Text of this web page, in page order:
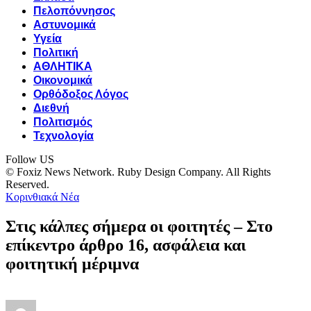
Πελοπόννησος
Αστυνομικά
Υγεία
Πολιτική
ΑΘΛΗΤΙΚΑ
Οικονομικά
Ορθόδοξος Λόγος
Διεθνή
Πολιτισμός
Τεχνολογία
Follow US
© Foxiz News Network. Ruby Design Company. All Rights
Reserved.
Κορινθιακά Νέα
Στις κάλπες σήμερα οι φοιτητές – Στο
επίκεντρο άρθρο 16, ασφάλεια και
φοιτητική μέριμνα